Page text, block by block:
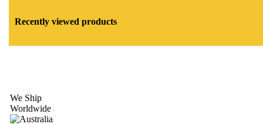
Recently viewed products
We Ship
Worldwide